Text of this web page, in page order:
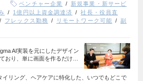
ベンチャー企業
新規事業・新サービ
1億円以上資金調達済
社長・役員直
フレックス勤務 リモートワーク可能
副
AI実装を元にしたデザイン
おり、単に画面を作るだけ…
イリング、ヘアケアに特化した、いつでもどこで